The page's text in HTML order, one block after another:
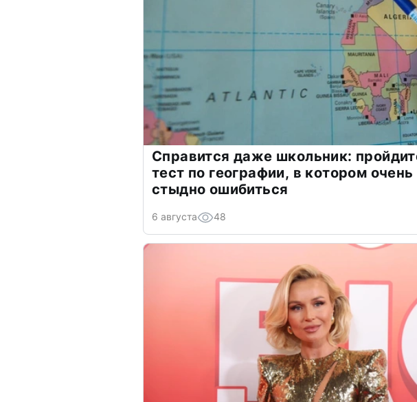
Справится даже школьник:
тест по географии, в котором очень
стыдно ошибиться
6 августа 48